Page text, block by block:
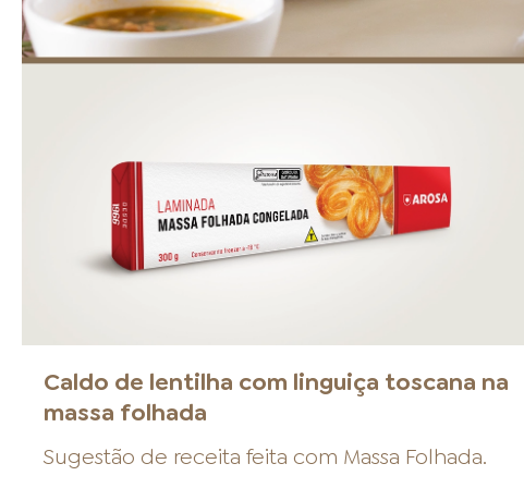
Caldo de lentilha com linguiça toscana na
massa folhada
Sugestão de receita feita com Massa Folhada.